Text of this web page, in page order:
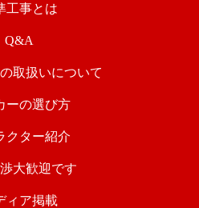
工事とは
Q&A
取扱いについて
ーの選び方
クター紹介
大歓迎です
ィア掲載